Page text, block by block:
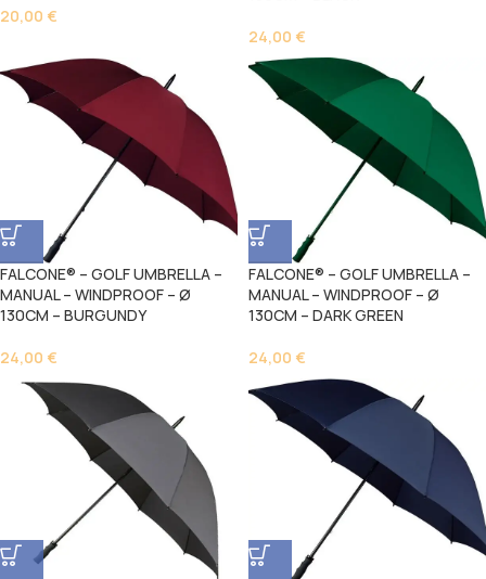
20,00 €
24,00 €
FALCONE® – GOLF UMBRELLA –
MANUAL – WINDPROOF – Ø
130CM – BURGUNDY
24,00 €
FALCONE® – GOLF UMBRELLA –
MANUAL – WINDPROOF – Ø
130CM – DARK GREEN
24,00 €